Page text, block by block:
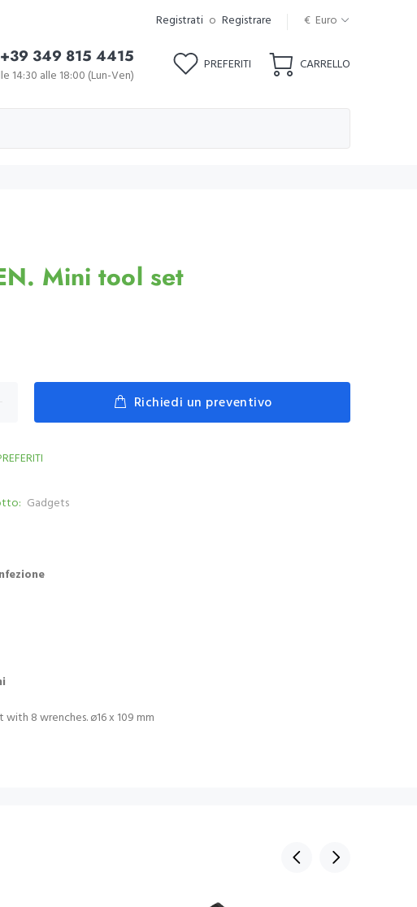
Registrati o Registrare € Euro
+39 349 815 4415
14:30 alle 18:00 (Lun-Ven)
PREFERITI CARRELLO
Mini tool set
Richiedi un preventivo
Gadgets
8 wrenches. ø16 x 109 mm